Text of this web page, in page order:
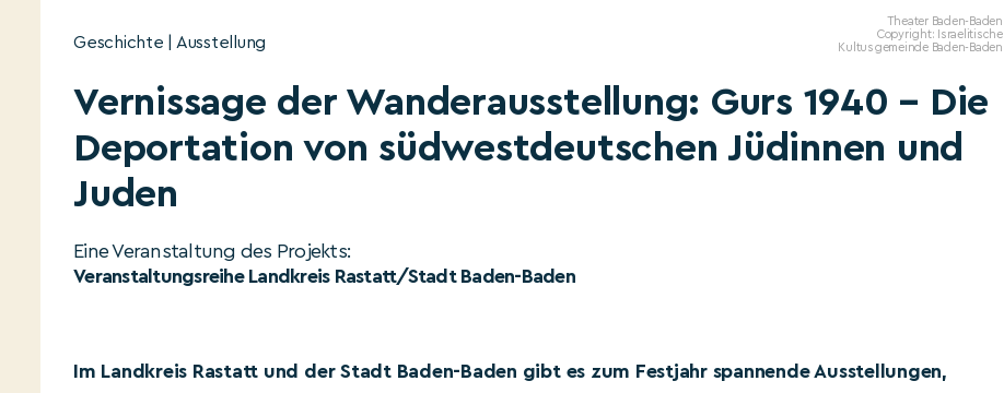
Theater Baden-Baden
Copyright: Israelitische
Kultusgemeinde Baden-Baden
Geschichte | Ausstellung
Vernissage der Wanderausstellung: Gurs 1940 – Die
Deportation von südwestdeutschen Jüdinnen und
Juden
Eine Veranstaltung des Projekts:
Veranstaltungsreihe Landkreis Rastatt/Stadt Baden-Baden
Im Landkreis Rastatt und der Stadt Baden-Baden gibt es zum Festjahr spannende Ausstellungen,